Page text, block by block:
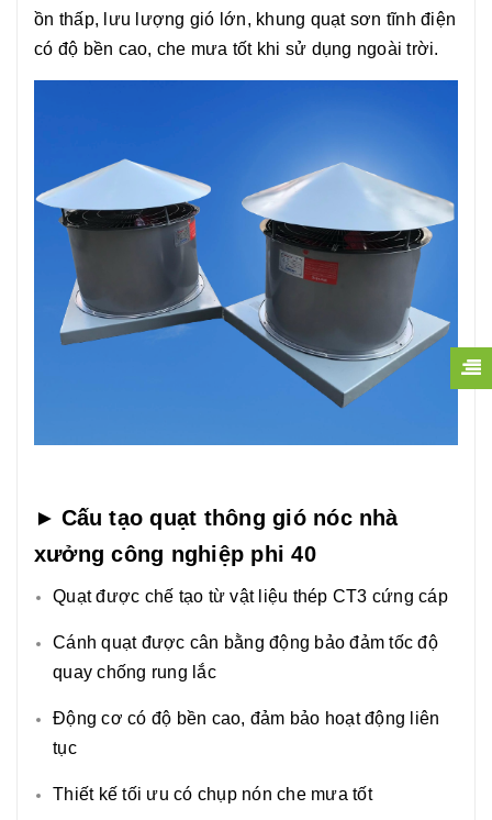
ồn thấp, lưu lượng gió lớn, khung quạt sơn tĩnh điện
có độ bền cao, che mưa tốt khi sử dụng ngoài trời.
► Cấu tạo quạt thông gió nóc nhà
xưởng công nghiệp phi 40
Quạt được chế tạo từ vật liệu thép CT3 cứng cáp
Cánh quạt được cân bằng động bảo đảm tốc độ
quay chống rung lắc
Động cơ có độ bền cao, đảm bảo hoạt động liên
tục
Thiết kế tối ưu có chụp nón che mưa tốt